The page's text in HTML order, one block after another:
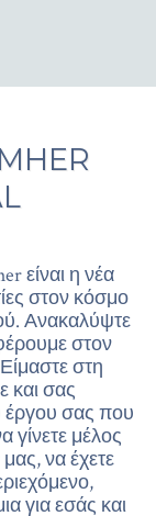
είναι η νέα
στον κόσμο
Ανακαλύψτε
στον
στη
και σας
έργου σας που
γίνετε μέλος
να έχετε
για εσάς και